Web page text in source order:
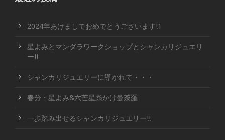
2024年あけましておめでとうございます!1
星よみとマンダラワークショップとシャンカリジュエリ
ー!!
シャンカリジュエリーに導かれて・・・
春分・星よみ&六芒星糸かけ曼荼羅
一歩踏み出せるシャンカリジュエリー!!